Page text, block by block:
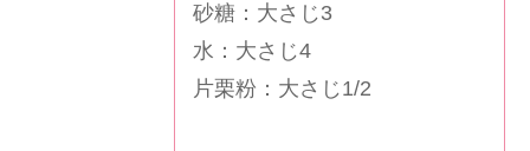
砂糖：大さじ3
水：大さじ4
片栗粉：大さじ1/2